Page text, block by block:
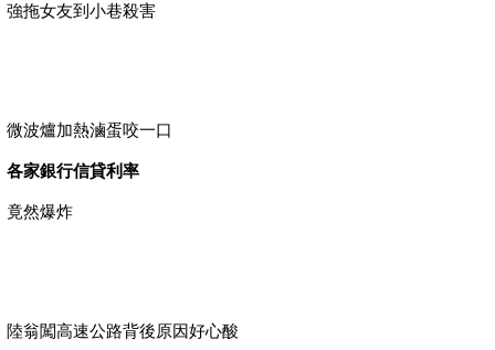
強拖女友到小巷殺害
微波爐加熱滷蛋咬一口
各家銀行信貸利率
竟然爆炸
陸翁闖高速公路背後原因好心酸